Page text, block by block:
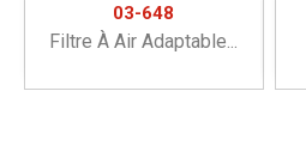
03-648
Filtre À Air Adaptable...